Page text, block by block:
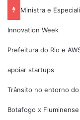
Ministra e
Innovation Week
Prefeitura do Rio e
apoiar startups
Trânsito no entorno
Botafogo x